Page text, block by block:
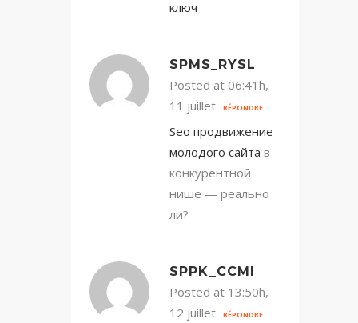
ключ
SPMS_RYSL
Posted at 06:41h,
11 juillet
RÉPONDRE
Seo продвижение
молодого сайта в
конкурентной
нише — реально
ли?
SPPK_CCMI
Posted at 13:50h,
12 juillet
RÉPONDRE